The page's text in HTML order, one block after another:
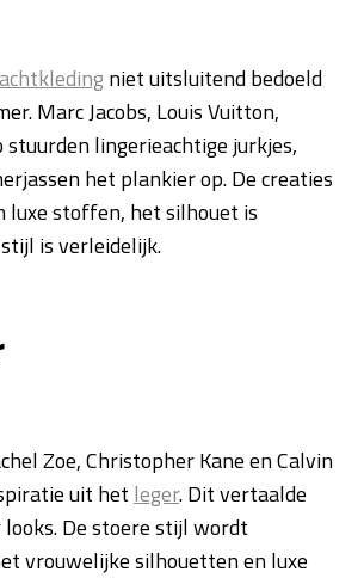
niet uitsluitend bedoeld
Marc Jacobs, Louis Vuitton,
stuurden lingerieachtige jurkjes,
het plankier op. De creaties
luxe stoffen, het silhouet is
is verleidelijk.
Zoe, Christopher Kane en Calvin
uit het leger. Dit vertaalde
looks. De stoere stijl wordt
vrouwelijke silhouetten en luxe